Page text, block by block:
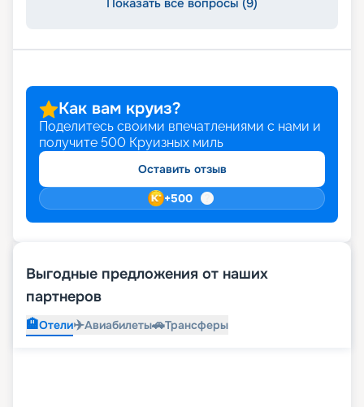
Показать все вопросы (9)
Как вам круиз?
Поделитесь своими впечатлениями с нами и
получите 500 Круизных миль
Оставить отзыв
+500
Выгодные предложения от наших
партнеров
🏨Отели✈️Авиабилеты🚗Трансферы